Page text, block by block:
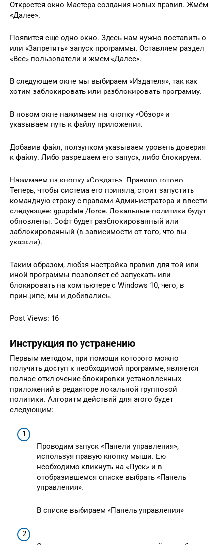
Откроется окно Мастера создания новых правил. Жмём
«Далее».
Появится еще одно окно. Здесь нам нужно поставить о
или «Запретить» запуск программы. Оставляем раздел
«Все» пользователи и жмем «Далее».
В следующем окне мы выбираем «Издателя», так как
хотим заблокировать или разблокировать программу.
В новом окне нажимаем на кнопку «Обзор» и
указываем путь к файлу приложения.
Добавив файл, ползунком указываем уровень доверия
к файлу. Либо разрешаем его запуск, либо блокируем.
Нажимаем на кнопку «Создать». Правило готово.
Теперь, чтобы система его приняла, стоит запустить
командную строку с правами Администратора и ввести
следующее: gpupdate /force. Локальные политики будут
обновлены. Софт будет разблокированный или
заблокированный (в зависимости от того, что вы
указали).
Таким образом, любая настройка правил для той или
иной программы позволяет её запускать или
блокировать на компьютере с Windows 10, чего, в
принципе, мы и добивались.
Post Views: 16
Инструкция по устранению
Первым методом, при помощи которого можно
получить доступ к необходимой программе, является
полное отключение блокировки установленных
приложений в редакторе локальной групповой
политики. Алгоритм действий для этого будет
следующим:
Проводим запуск «Панели управления»,
используя правую кнопку мыши. Ею
необходимо кликнуть на «Пуск» и в
отобразившемся списке выбрать «Панель
управления».
В списке выбираем «Панель управления»